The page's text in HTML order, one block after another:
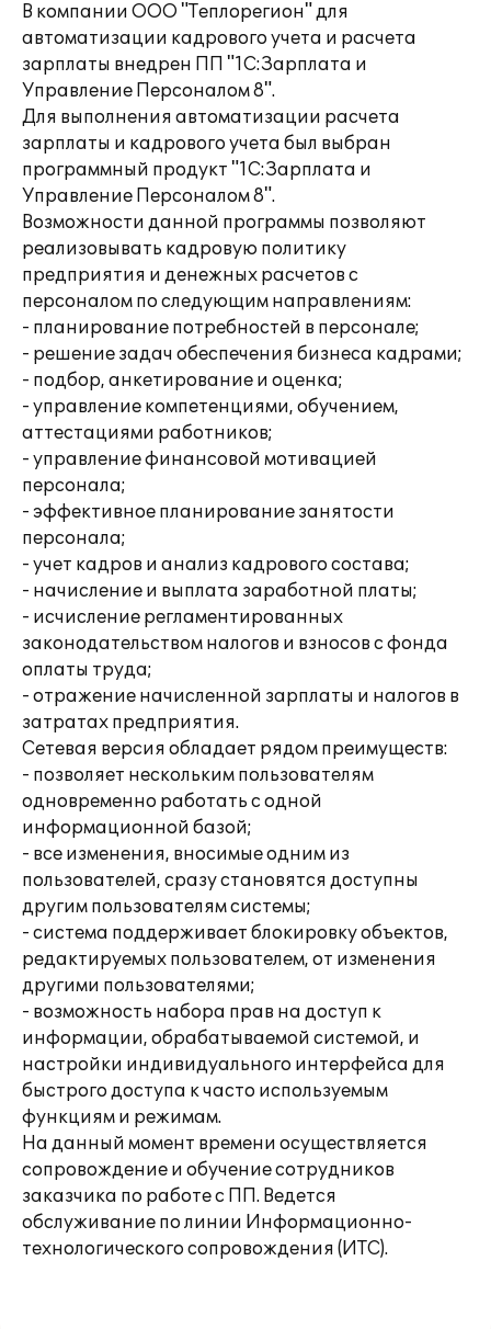
В компании ООО "Теплорегион" для
автоматизации кадрового учета и расчета
зарплаты внедрен ПП "1С:Зарплата и
Управление Персоналом 8".
Для выполнения автоматизации расчета
зарплаты и кадрового учета был выбран
программный продукт "1С:Зарплата и
Управление Персоналом 8".
Возможности данной программы позволяют
реализовывать кадровую политику
предприятия и денежных расчетов с
персоналом по следующим направлениям:
- планирование потребностей в персонале;
- решение задач обеспечения бизнеса кадрами;
- подбор, анкетирование и оценка;
- управление компетенциями, обучением,
аттестациями работников;
- управление финансовой мотивацией
персонала;
- эффективное планирование занятости
персонала;
- учет кадров и анализ кадрового состава;
- начисление и выплата заработной платы;
- исчисление регламентированных
законодательством налогов и взносов с фонда
оплаты труда;
- отражение начисленной зарплаты и налогов в
затратах предприятия.
Сетевая версия обладает рядом преимуществ:
- позволяет нескольким пользователям
одновременно работать с одной
информационной базой;
- все изменения, вносимые одним из
пользователей, сразу становятся доступны
другим пользователям системы;
- система поддерживает блокировку объектов,
редактируемых пользователем, от изменения
другими пользователями;
- возможность набора прав на доступ к
информации, обрабатываемой системой, и
настройки индивидуального интерфейса для
быстрого доступа к часто используемым
функциям и режимам.
На данный момент времени осуществляется
сопровождение и обучение сотрудников
заказчика по работе с ПП. Ведется
обслуживание по линии Информационно-
технологического сопровождения (ИТС).